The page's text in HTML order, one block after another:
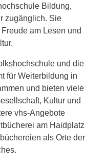
Bildung,
zugänglich. Sie
am Lesen und
und die
für Weiterbildung in
und bieten viele
Kultur und
vhs-Angebote
am Haidplatz
als Orte der